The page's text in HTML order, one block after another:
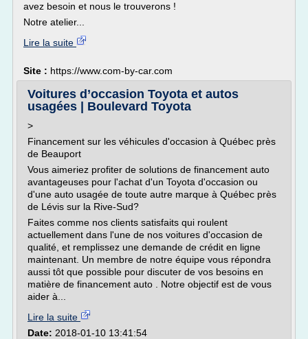
avez besoin et nous le trouverons !
Notre atelier...
Lire la suite
Site : https://www.com-by-car.com
Voitures d’occasion Toyota et autos
usagées | Boulevard Toyota
>
Financement sur les véhicules d'occasion à Québec près
de Beauport
Vous aimeriez profiter de solutions de financement auto
avantageuses pour l'achat d'un Toyota d'occasion ou
d'une auto usagée de toute autre marque à Québec près
de Lévis sur la Rive-Sud?
Faites comme nos clients satisfaits qui roulent
actuellement dans l'une de nos voitures d'occasion de
qualité, et remplissez une demande de crédit en ligne
maintenant. Un membre de notre équipe vous répondra
aussi tôt que possible pour discuter de vos besoins en
matière de financement auto . Notre objectif est de vous
aider à...
Lire la suite
Date: 2018-01-10 13:41:54